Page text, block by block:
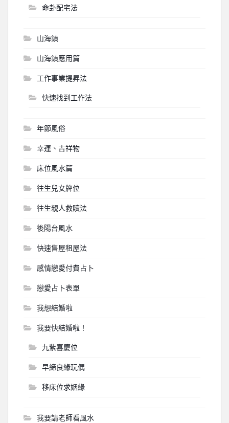
命卦配宅法
山海鎮
山海鎮應用篇
工作事業提昇法
快速找到工作法
年節風俗
幸運、吉祥物
床位風水篇
往生兒女牌位
往生親人救贖法
後陽台風水
快速售屋租屋法
感情戀愛付費占卜
戀愛占卜表單
我想結婚啦
我要快結婚啦！
九紫喜慶位
早締良緣玩偶
移床位求姻緣
我要請老師看風水